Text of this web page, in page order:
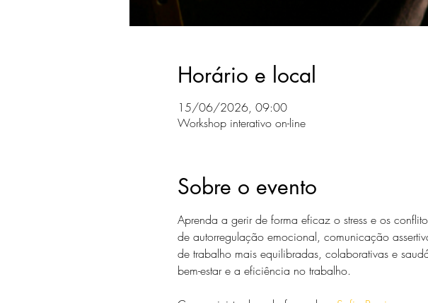
Horário e local
15/06/2026, 09:00
Workshop interativo on-line
Sobre o evento
Aprenda a gerir de forma eficaz o stress e os
de autorregulação emocional, comunicação
de trabalho mais equilibradas, colaborativas e
bem-estar e a eficiência no trabalho.